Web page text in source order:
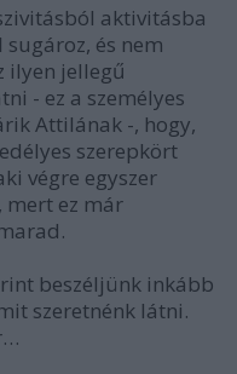
aktivitásba
sugároz, és nem
ilyen jellegű
- ez a személyes
Attilának -, hogy,
szerepkört
végre egyszer
mert ez már
beszéljünk inkább
szeretnénk látni.